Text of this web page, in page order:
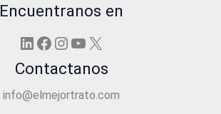
Encuentranos en
LinkedIn
Facebook
Instagram
YouTube
X
Contactanos
info@elmejortrato.com